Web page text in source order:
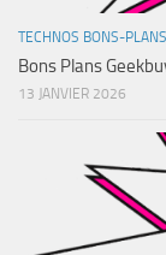
TECHNOS BONS-PLANS
Bons Plans
13 JANVIER 2026